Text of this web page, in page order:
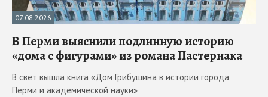
07.08.2026
В Перми выяснили подлинную историю
«дома с фигурами» из романа Пастернака
В свет вышла книга «Дом Грибушина в истории города
Перми и академической науки»